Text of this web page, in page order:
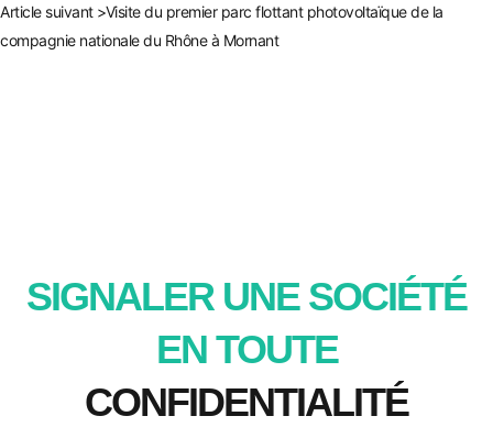
Article suivant >Visite du premier parc flottant photovoltaïque de la
compagnie nationale du Rhône à Mornant
SIGNALER UNE SOCIÉTÉ
EN TOUTE
CONFIDENTIALITÉ